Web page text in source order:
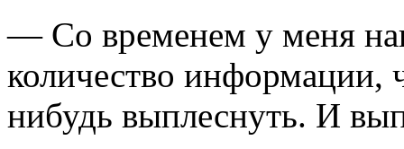
— Со временем у меня
количество информации,
нибудь выплеснуть. И